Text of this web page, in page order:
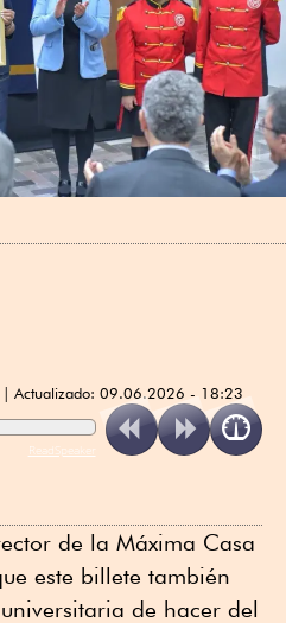
Actualizado: 09.06.2026 - 18:23
ReadSpeaker
de la Máxima Casa
este billete también
de hacer del